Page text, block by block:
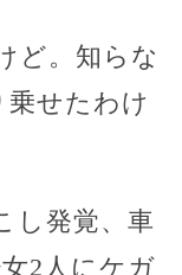
ど。知らな
せたわけ
し発覚、車
2人にケガ